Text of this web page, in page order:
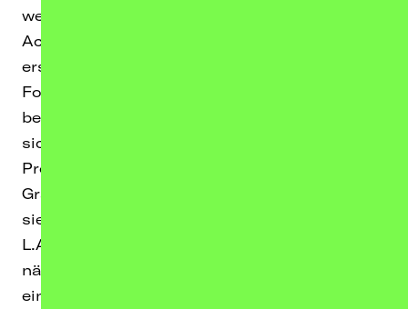
weit über 1 Mio Creations zu der gefühlvollen
Acoustic Version von Loi. Inzwischen hat die
erst 19 Jahre alte Loi über eine halbe Millionen
Follower auf Social Media und eine
beachtliche weltweite Fangemeinde hinter
sich aufgebaut. Das hat auch den US-
Produzenten Tommy Brown (u.a. Ariana
Grande, The Weeknd, BTS) beeindruckt, der
sie kurzerhand für eine Zusammenarbeit nach
L.A. eingeladen hat. Jetzt erschient als
nächste Single „Bad Idea“. Darauf erzählt Loi
eine Geschichte voll innerer Zerrissenheit,